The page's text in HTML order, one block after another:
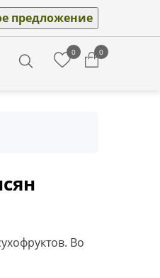
предложение
0 0
Во